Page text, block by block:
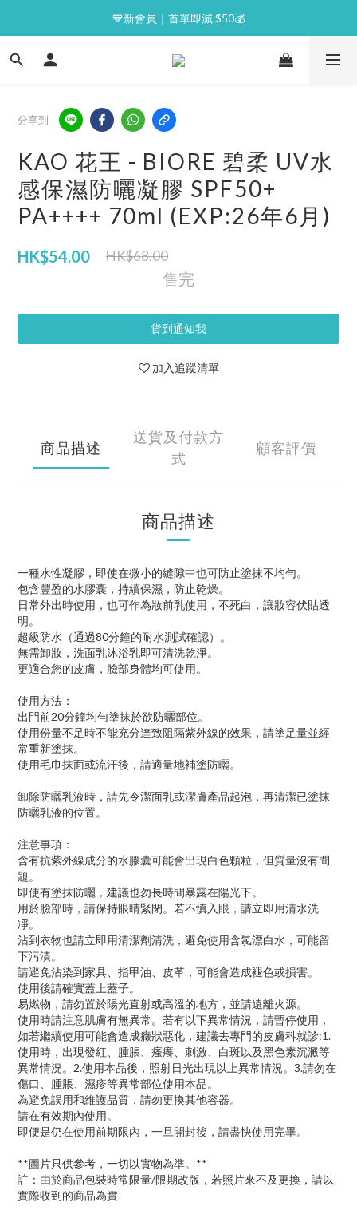
⭐逢星期一malluxe day｜7%購物金回贈
💙新會員｜首單即減 $50💰
⭐逢星期一malluxe day｜7%購物金回贈
分享到
KAO 花王 - BIORE 碧柔 UV水
感保濕防曬凝膠 SPF50+
PA++++ 70ml (EXP:26年6月)
HK$54.00 HK$68.00
售完
貨到通知我
加入追蹤清單
商品描述
送貨及付款方
式
顧客評價
商品描述
一種水性凝膠，即使在微小的縫隙中也可防止塗抹不均勻。
包含豐盈的水膠囊，持續保濕，防止乾燥。
日常外出時使用，也可作為妝前乳使用，不死白，讓妝容伏貼透
明。
超級防水（通過80分鐘的耐水測試確認）。
無需卸妝，洗面乳沐浴乳即可清洗乾淨。
更適合您的皮膚，臉部身體均可使用。
使用方法：
出門前20分鐘均勻塗抹於欲防曬部位。
使用份量不足時不能充分達致阻隔紫外線的效果，請塗足量並經
常重新塗抹。
使用毛巾抹面或流汗後，請適量地補塗防曬。
卸除防曬乳液時，請先令潔面乳或潔膚產品起泡，再清潔已塗抹
防曬乳液的位置。
注意事項：
含有抗紫外線成分的水膠囊可能會出現白色顆粒，但質量沒有問
題。
即使有塗抹防曬，建議也勿長時間暴露在陽光下。
用於臉部時，請保持眼睛緊閉。若不慎入眼，請立即用清水洗
凈。
沾到衣物也請立即用清潔劑清洗，避免使用含氯漂白水，可能留
下污漬。
請避免沾染到家具、指甲油、皮革，可能會造成褪色或損害。
使用後請確實蓋上蓋子。
易燃物，請勿置於陽光直射或高溫的地方，並請遠離火源。
使用時請注意肌膚有無異常。若有以下異常情況，請暫停使用，
如若繼續使用可能會造成癥狀惡化，建議去專門的皮膚科就診:1.
使用時，出現發紅、腫脹、瘙癢、刺激、白斑以及黑色素沉澱等
異常情況。2.使用本品後，照射日光出現以上異常情況。3.請勿在
傷口、腫脹、濕疹等異常部位使用本品。
為避免誤用和維護品質，請勿更換其他容器。
請在有效期內使用。
即便是仍在使用前期限內，一旦開封後，請盡快使用完畢。
**圖片只供參考，一切以實物為準。**
註：由於商品包裝時常限量/限期改版，若照片來不及更換，請以
實際收到的商品為實